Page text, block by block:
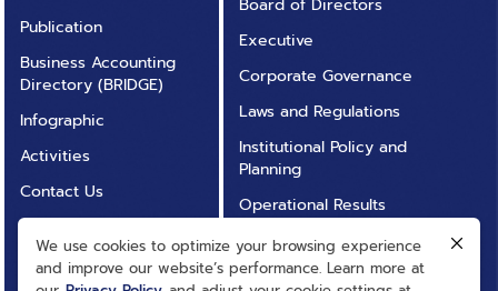
Publication
Business Accounting
Directory (BRIDGE)
Infographic
Activities
Contact Us
Annual Report
FAQ
Board of Directors
Executive
Corporate Governance
Laws and Regulations
Institutional Policy and
Planning
Operational Results
Operational
Transparency (ITA)
We use cookies to optimize your browsing experience
and improve our website’s performance. Learn more at